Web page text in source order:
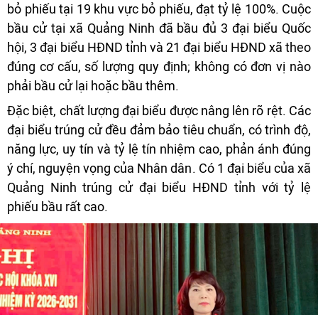
bỏ phiếu tại 19 khu vực bỏ phiếu, đạt tỷ lệ 100%. Cuộc
bầu cử tại xã Quảng Ninh đã bầu đủ 3 đại biểu Quốc
hội, 3 đại biểu HĐND tỉnh và 21 đại biểu HĐND xã theo
đúng cơ cấu, số lượng quy định; không có đơn vị nào
phải bầu cử lại hoặc bầu thêm.
Đặc biệt, chất lượng đại biểu được nâng lên rõ rệt. Các
đại biểu trúng cử đều đảm bảo tiêu chuẩn, có trình độ,
năng lực, uy tín và tỷ lệ tín nhiệm cao, phản ánh đúng
ý chí, nguyện vọng của Nhân dân. Có 1 đại biểu của xã
Quảng Ninh trúng cử đại biểu HĐND tỉnh với tỷ lệ
phiếu bầu rất cao.